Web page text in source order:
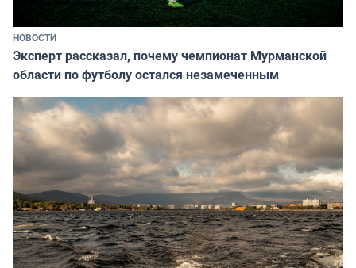
НОВОСТИ
Эксперт рассказал, почему чемпионат Мурманской
области по футболу остался незамеченным